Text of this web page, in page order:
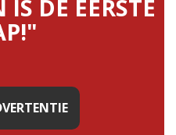
DE EERSTE